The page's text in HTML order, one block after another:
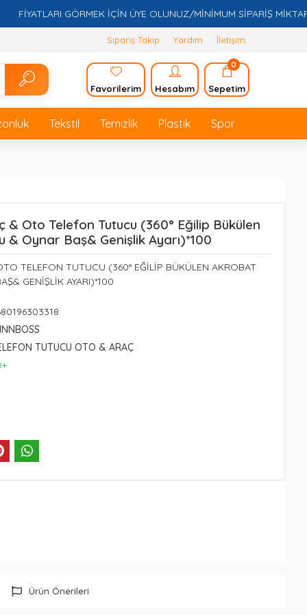
FİYATLARI GÖRMEK İÇİN ÜYE OLUNUZ/MİNİMUM SİPARİŞ MİKTARI
Sipariş Takip Yardım İletişim
Favorilerim Hesabım
0
Sepetim
Tekstil Temizlik Plastik Spor
& Oto Telefon Tutucu (360° Eğilip Bükülen
Oynar Baş& Genişlik Ayarı)*100
TELEFON TUTUCU (360° EĞİLİP BÜKÜLEN AKROBAT
GENİŞLİK AYARI)*100
TUTUCU OTO & ARAÇ
Ürün Önerileri